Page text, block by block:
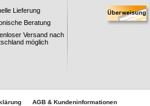
Lieferung
Beratung
Versand nach
möglich
AGB & Kundeninformationen